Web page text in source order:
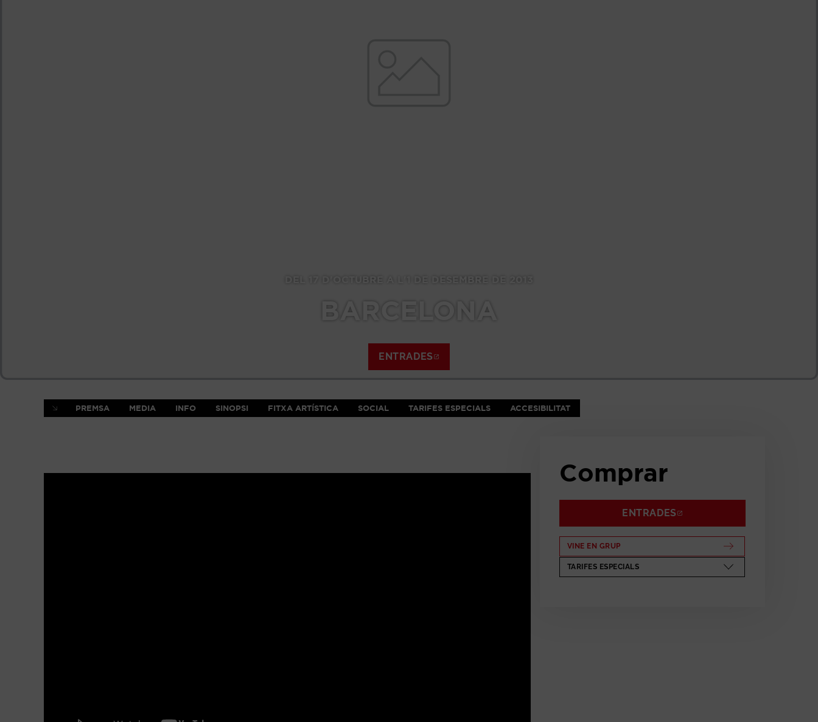
DEL 17 D'OCTUBRE A L'1 DE DESEMBRE DE 2013
BARCELONA
ENTRADES
PREMSA MEDIA INFO SINOPSI FITXA ARTÍSTICA SOCIAL TARIFES ESPECIALS ACCESIBILITAT
Comprar
ENTRADES
VINE EN GRUP
TARIFES ESPECIALS